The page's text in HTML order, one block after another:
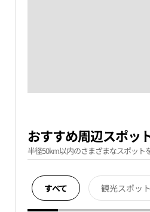
おすすめ周辺スポッ
半径50km以内のさまざまなスポット
すべて 観光スポット